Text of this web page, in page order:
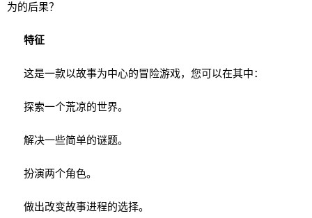
为的后果？
特征
这是一款以故事为中心的冒险游戏，您可以在其中：
探索一个荒凉的世界。
解决一些简单的谜题。
扮演两个角色。
做出改变故事进程的选择。